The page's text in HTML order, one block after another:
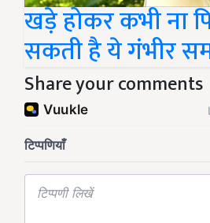
खड़े होकर कभी ना
सकती है ये गंभीर
Share your comments